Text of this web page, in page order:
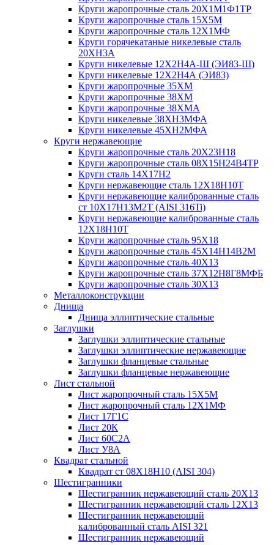
Круги жаропрочные сталь 20Х1М1Ф1ТР
Круги жаропрочные сталь 15Х5М
Круги жаропрочные сталь 12Х1МФ
Круги горячекатаные никелевые сталь
20ХН3А
Круги никелевые 12Х2Н4А-Ш (ЭИ83-Ш)
Круги никелевые 12Х2Н4А (ЭИ83)
Круги жаропрочные 35ХМ
Круги жаропрочные 38ХМ
Круги жаропрочные 38ХМА
Круги никелевые 38XH3MФА
Круги никелевые 45ХН2МФА
Круги нержавеющие
Круги жаропрочные сталь 20Х23Н18
Круги жаропрочные сталь 08Х15Н24В4ТР
Круги сталь 14Х17Н2
Круги нержавеющие сталь 12Х18Н10Т
Круги нержавеющие калиброванные сталь
ст 10Х17Н13М2Т (AISI 316Ti)
Круги нержавеющие калиброванные сталь
12Х18Н10Т
Круги жаропрочные сталь 95Х18
Круги жаропрочные сталь 45Х14Н14В2М
Круги жаропрочные сталь 40Х13
Круги жаропрочные сталь 37Х12Н8Г8МФБ
Круги жаропрочные сталь 30Х13
Металлоконструкции
Днища
Днища эллиптические стальные
Заглушки
Заглушки эллиптические стальные
Заглушки эллиптические нержавеющие
Заглушки фланцевые стальные
Заглушки фланцевые нержавеющие
Лист стальной
Лист жаропрочный сталь 15Х5М
Лист жаропрочный сталь 12Х1МФ
Лист 17Г1С
Лист 20К
Лист 60С2А
Лист У8А
Квадрат стальной
Квадрат ст 08Х18Н10 (AISI 304)
Шестигранники
Шестигранник нержавеющий сталь 20Х13
Шестигранник нержавеющий сталь 12Х13
Шестигранник нержавеющий
калиброванный сталь AISI 321
Шестигранник нержавеющий